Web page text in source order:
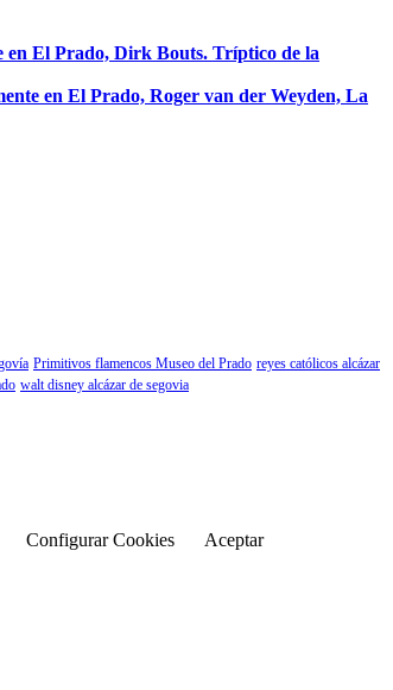
en El Prado, Dirk Bouts. Tríptico de la
en El Prado, Roger van der Weyden, La
Primitivos flamencos Museo del Prado reyes católicos alcázar
walt disney alcázar de segovia
Configurar Cookies
Aceptar